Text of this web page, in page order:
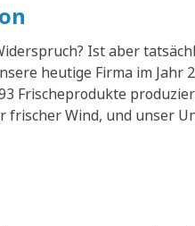
Ist aber
heutige Firma im Jahr
Frischeprodukte
frischer Wind, und unser